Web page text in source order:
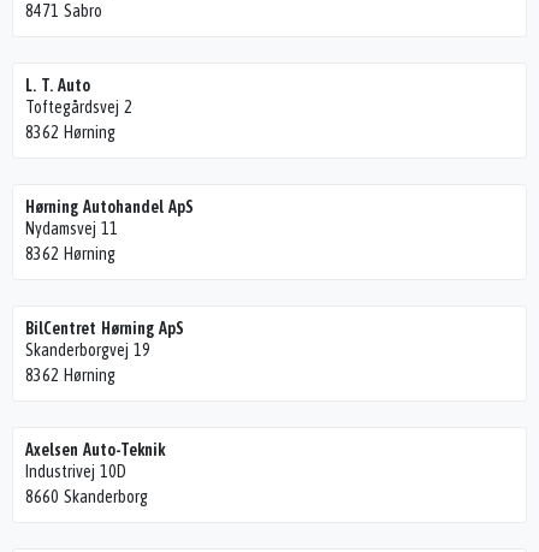
8471 Sabro
L. T. Auto
Toftegårdsvej 2
8362 Hørning
Hørning Autohandel ApS
Nydamsvej 11
8362 Hørning
BilCentret Hørning ApS
Skanderborgvej 19
8362 Hørning
Axelsen Auto-Teknik
Industrivej 10D
8660 Skanderborg